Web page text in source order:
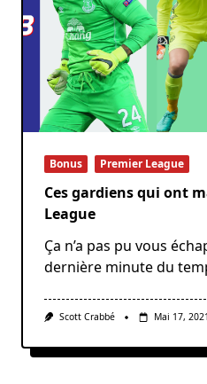
Bonus Premier League
Ces gardiens qui ont
League
Ça n’a pas pu vous
dernière minute du
Scott Crabbé Mai 17, 2021